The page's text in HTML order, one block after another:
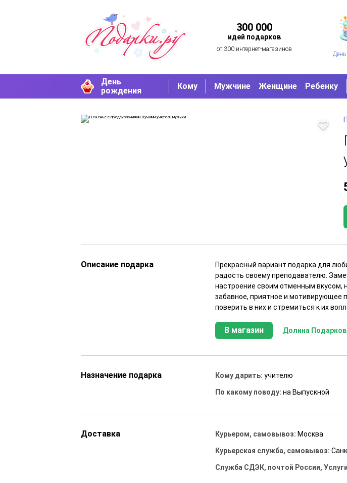
300 000
идей подарков
от 300 интернет-магазинов
День
рождения
Кому Мужчине Женщине Ребенку
Описание подарка
Прекрасный вариант подарка для
радость своему преподавателю.
настроение своим отменным вкусом,
забавное, приятное и мотивирующее
поверить в них и стремиться к их
В магазин Долина Подарков
Назначение подарка Кому дарить:учителю
По какому поводу:на Выпускной
Доставка Курьером, самовывоз: Москва
Курьерская служба, самовывоз:
Служба СДЭК, почтой России,